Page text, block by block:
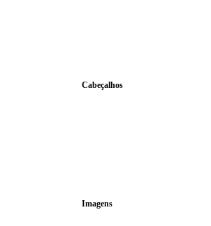
Cabeçalhos
Imagens